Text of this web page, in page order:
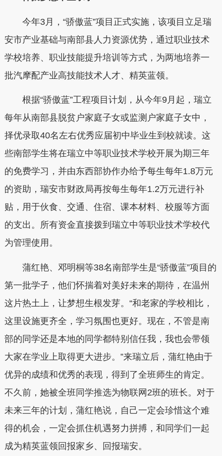
今年3月，“骄傲蓝”项目正式实施，该项目立足瑞
安市产业基础与南部县人力资源优势，通过职业技术
学校培养、职业技能提升培训等方式，为两地培养一
批汽摩配产业高技能技术人才、精英蓝领。
根据“骄傲蓝”工程项目计划，从今年9月起，瑞立
每年从南部县脱贫户家庭子女或监测户家庭子女中，
择优录取40名左右优秀应届初中毕业生到校就读。这
些南部学生将在瑞立中等职业技术学校开展为期三年
的免费学习，并由东西部协作办给予每生每年1.8万元
的资助，瑞安市财政局再按每生每年1.2万元进行补
贴，用于伙食、交通、住宿、课本材料、校服等方面
的支出。所有资金直接拨到瑞立中等职业技术学校代
为管理使用。
蒲红艳、邓明桐等38名南部学生是“骄傲蓝”项目的
第一批学子，他们怀揣着对美好未来的期待，在温州
这片热土上，让梦想生根发芽。“和老家的学校相比，
这里设施更齐全，学习氛围也更好。现在，不管是南
部的同学还是本地的同学都特别信任我，我也会带领
大家在学业上取得更大进步。”来瑞立后，蒲红艳由于
优异的成绩和优秀的表现，得到了全班师生的肯定。
不久前，她被全班同学推选为物联网2班的班长。对于
未来三年的计划，蒲红艳说，自己一定会珍惜这个难
得的机会，一定会抓住机遇努力拼搏，和同学们一起
成为精英蓝领回报家乡、回报瑞安。